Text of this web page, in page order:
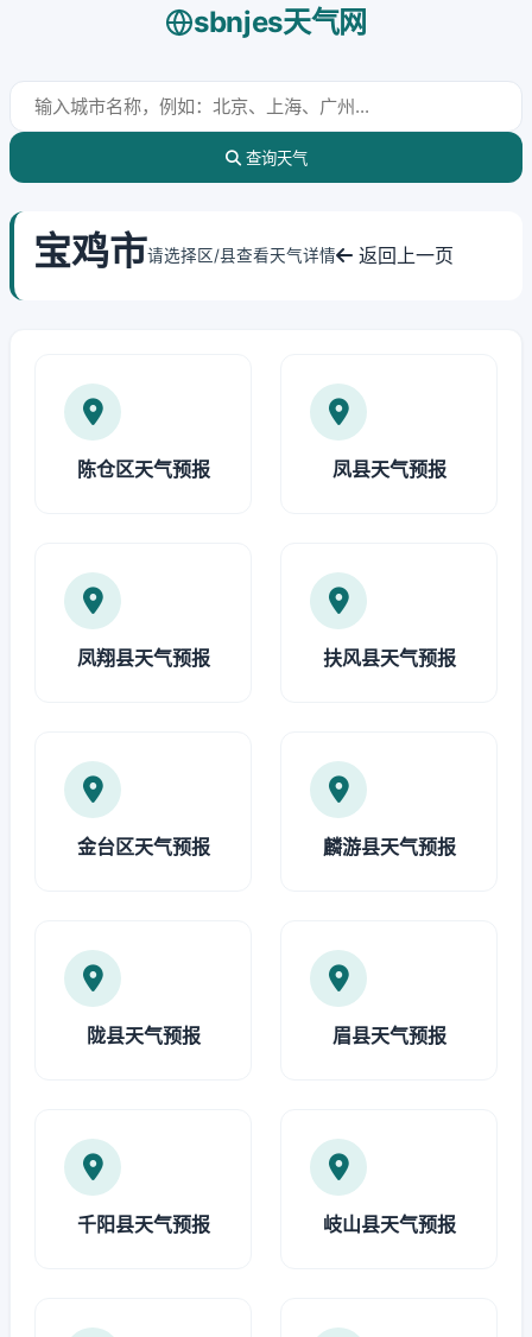
sbnjes天气网
查询天气
宝鸡市请选择区/县查看天气详情 返回上一页
陈仓区天气预报 凤县天气预报
凤翔县天气预报 扶风县天气预报
金台区天气预报 麟游县天气预报
陇县天气预报 眉县天气预报
千阳县天气预报 岐山县天气预报